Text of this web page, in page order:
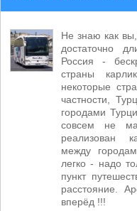
Не знаю как
достаточно
Россия -
страны
некоторые
частности,
городами
совсем не
реализован
между
легко - надо
пункт
расстояние.
вперёд !!!